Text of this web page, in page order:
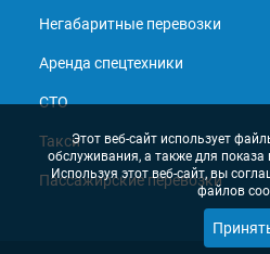
Негабаритные перевозки
Аренда спецтехники
СТО
Такси
Пассажирские перевозки
Этот веб-сайт использует
обслуживания, а также для
Используя этот веб-сайт, вы
файлов